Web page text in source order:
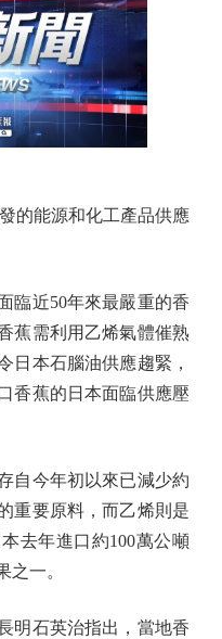
能源和化工產品供應
近50年來最嚴重的香
蕉需利用乙烯氣體催熟
日本石腦油供應趨緊，
香蕉的日本面臨供應壓
今年初以來已減少約
重要原料，而乙烯則是
去年進口約100萬公噸
之一。
石英治指出，當地香